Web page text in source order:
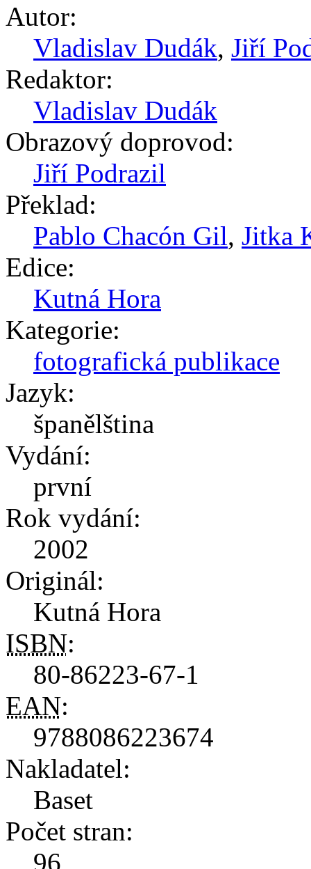
Autor:
Vladislav Dudák, Jiří
Redaktor:
Vladislav Dudák
Obrazový doprovod:
Jiří Podrazil
Překlad:
Pablo Chacón Gil, Jitka
Edice:
Kutná Hora
Kategorie:
fotografická publikace
Jazyk:
španělština
Vydání:
první
Rok vydání:
2002
Originál:
Kutná Hora
ISBN:
80-86223-67-1
EAN:
9788086223674
Nakladatel:
Baset
Počet stran:
96